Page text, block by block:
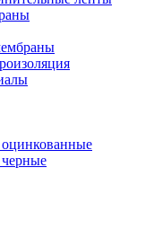
оцинкованные
черные